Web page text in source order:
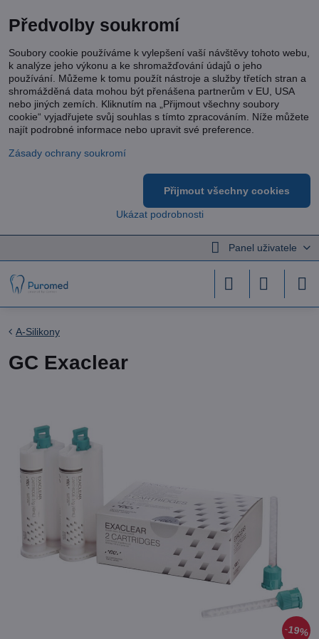
Panel uživatele
19%
A-Silikony
GC Exaclear
Předvolby soukromí
Soubory cookie používáme k vylepšení vaší návštěvy tohoto webu,
k analýze jeho výkonu a ke shromažďování údajů o jeho
používání. Můžeme k tomu použít nástroje a služby třetích stran a
shromážděná data mohou být přenášena partnerům v EU, USA
nebo jiných zemích. Kliknutím na „Přijmout všechny soubory
cookie“ vyjadřujete svůj souhlas s tímto zpracováním. Níže můžete
najít podrobné informace nebo upravit své preference.
Zásady ochrany soukromí
Ukázat podrobnosti
Přijmout všechny cookies